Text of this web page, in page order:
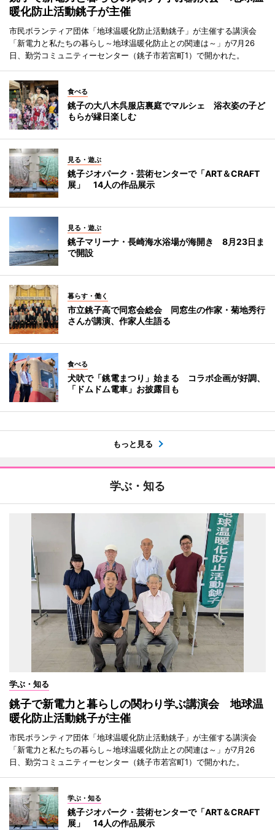
暖化防止活動銚子が主催
市民ボランティア団体「地球温暖化防止活動銚子」が主催する講演会
「新電力と私たちの暮らし～地球温暖化防止との関連は～」が7月26
日、勤労コミュニティーセンター（銚子市若宮町1）で開かれた。
食べる
銚子の大八木呉服店裏庭でマルシェ 浴衣姿の子ど
もらが縁日楽しむ
見る・遊ぶ
銚子ジオパーク・芸術センターで「ART＆CRAFT
展」 14人の作品展示
見る・遊ぶ
銚子マリーナ・長崎海水浴場が海開き 8月23日ま
で開設
暮らす・働く
市立銚子高で同窓会総会 同窓生の作家・菊地秀行
さんが講演、作家人生語る
食べる
犬吠で「銚電まつり」始まる コラボ企画が好調、
「ドムドム電車」お披露目も
もっと見る
学ぶ・知る
学ぶ・知る
銚子で新電力と暮らしの関わり学ぶ講演会 地球温
暖化防止活動銚子が主催
市民ボランティア団体「地球温暖化防止活動銚子」が主催する講演会
「新電力と私たちの暮らし～地球温暖化防止との関連は～」が7月26
日、勤労コミュニティーセンター（銚子市若宮町1）で開かれた。
学ぶ・知る
銚子ジオパーク・芸術センターで「ART＆CRAFT
展」 14人の作品展示